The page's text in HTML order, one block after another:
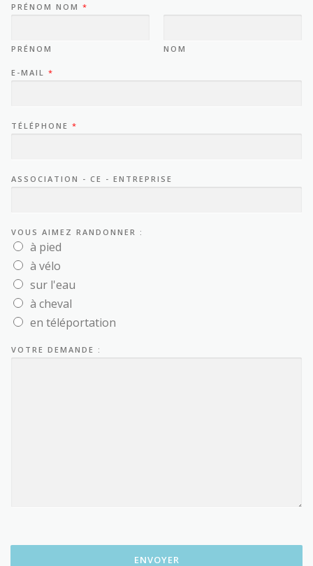
PRÉNOM NOM *
PRÉNOM NOM
E-MAIL *
TÉLÉPHONE *
ASSOCIATION - CE - ENTREPRISE
VOUS AIMEZ RANDONNER :
à pied
à vélo
sur l'eau
à cheval
en téléportation
VOTRE DEMANDE :
ENVOYER